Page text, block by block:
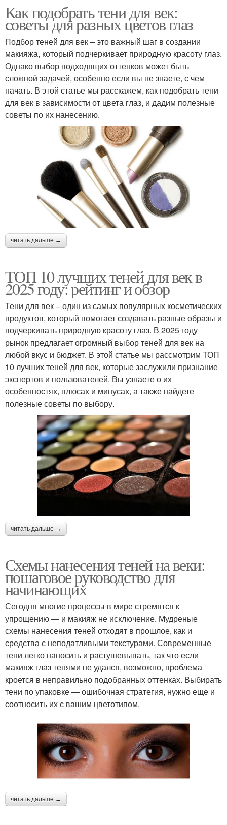
Как подобрать тени для век:
советы для разных цветов глаз
Подбор теней для век – это важный шаг в создании
макияжа, который подчеркивает природную красоту глаз.
Однако выбор подходящих оттенков может быть
сложной задачей, особенно если вы не знаете, с чем
начать. В этой статье мы расскажем, как подобрать тени
для век в зависимости от цвета глаз, и дадим полезные
советы по их нанесению.
читать дальше →
ТОП 10 лучших теней для век в
2025 году: рейтинг и обзор
Тени для век – один из самых популярных косметических
продуктов, который помогает создавать разные образы и
подчеркивать природную красоту глаз. В 2025 году
рынок предлагает огромный выбор теней для век на
любой вкус и бюджет. В этой статье мы рассмотрим ТОП
10 лучших теней для век, которые заслужили признание
экспертов и пользователей. Вы узнаете о их
особенностях, плюсах и минусах, а также найдете
полезные советы по выбору.
читать дальше →
Схемы нанесения теней на веки:
пошаговое руководство для
начинающих
Сегодня многие процессы в мире стремятся к
упрощению — и макияж не исключение. Мудреные
схемы нанесения теней отходят в прошлое, как и
средства с неподатливыми текстурами. Современные
тени легко наносить и растушевывать, так что если
макияж глаз тенями не удался, возможно, проблема
кроется в неправильно подобранных оттенках. Выбирать
тени по упаковке — ошибочная стратегия, нужно еще и
соотносить их с вашим цветотипом.
читать дальше →